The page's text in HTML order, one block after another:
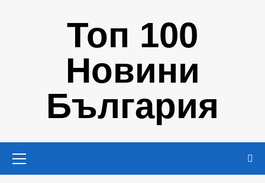
Топ 100
Новини
България
Menu